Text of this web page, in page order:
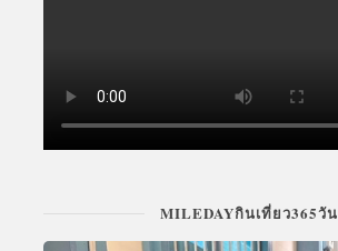
MILEDAYกินเที่ยว365วัน